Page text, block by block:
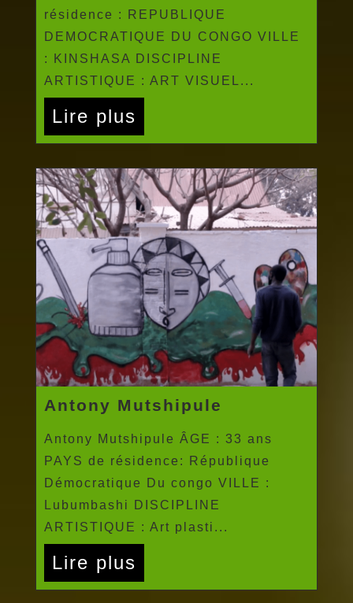
résidence : REPUBLIQUE
DEMOCRATIQUE DU CONGO VILLE
: KINSHASA DISCIPLINE
ARTISTIQUE : ART VISUEL...
Lire plus
Antony Mutshipule
Antony Mutshipule ÂGE : 33 ans
PAYS de résidence: République
Démocratique Du congo VILLE :
Lubumbashi DISCIPLINE
ARTISTIQUE : Art plasti...
Lire plus